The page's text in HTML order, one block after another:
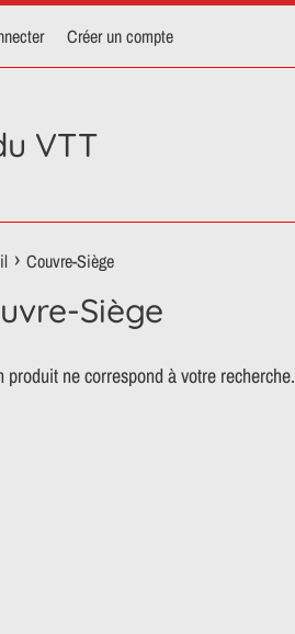
Créer un compte
VTT
› Couvre-Siège
Siège
produit ne correspond à votre recherche.